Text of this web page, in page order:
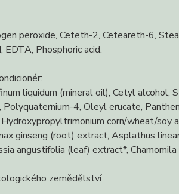
peroxide, Ceteth-2, Ceteareth-6,
EDTA, Phosphoric acid.
liquidum (mineral oil), Cetyl alcohol,
Polyquaternium-4, Oleyl erucate,
corn/wheat/soy
ginseng (root) extract, Asplathus
angustifolia (leaf) extract*,
zemědělství